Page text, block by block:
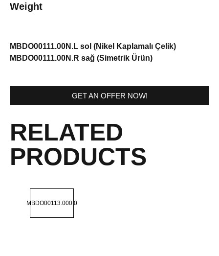
Weight
MBDO00111.00N.L sol (Nikel Kaplamalı Çelik)
MBDO00111.00N.R sağ (Simetrik Ürün)
GET AN OFFER NOW!
RELATED
PRODUCTS
MBDO00113.000.0